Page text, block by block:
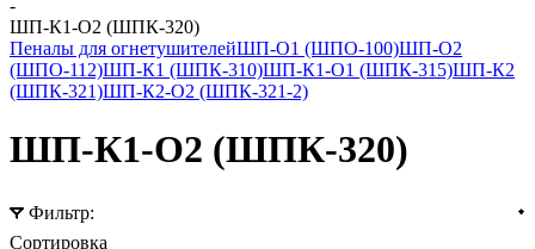
-
ШП-К1-О2 (ШПК-320)
Пеналы для огнетушителейШП-О1 (ШПО-100)ШП-О2
(ШПО-112)ШП-К1 (ШПК-310)ШП-К1-О1 (ШПК-315)ШП-К2
(ШПК-321)ШП-К2-О2 (ШПК-321-2)
ШП-К1-О2 (ШПК-320)
Фильтр:
Сортировка